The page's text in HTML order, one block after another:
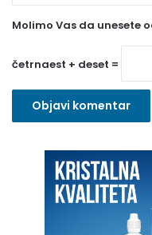
z
n
o
Molimo Vas da unesete
četrnaest + deset =